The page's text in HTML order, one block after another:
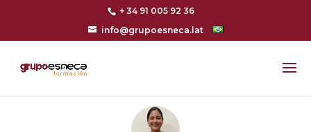
+ 34 91 005 92 36
info@grupoesneca.lat